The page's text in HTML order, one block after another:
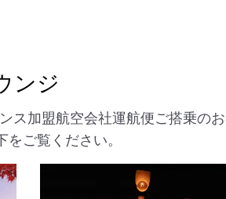
ンジ
ス加盟航空会社運航便ご搭乗の
ご覧ください。